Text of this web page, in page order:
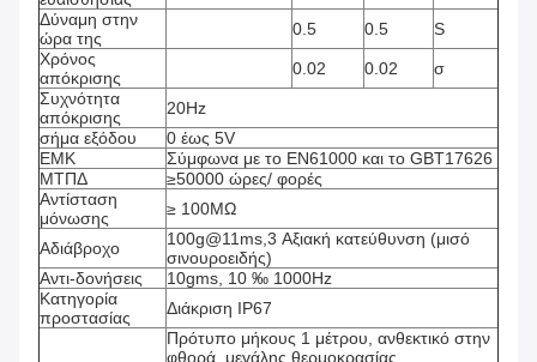
Δύναμη στην
ώρα της
0.5 0.5
S
Χρόνος
απόκρισης
0.02 0.02
σ
Συχνότητα
απόκρισης
20Hz
σήμα εξόδου
0 έως 5V
ΕΜΚ
Σύμφωνα με το EN61000 και το GBT17626
ΜΤΠΔ
≥50000 ώρες/ φορές
Αντίσταση
μόνωσης
≥ 100MΩ
Αδιάβροχο
100g@11ms,3 Αξιακή κατεύθυνση (μισό
σινουροειδής)
Αντι-δονήσεις
10gms, 10 ‰ 1000Hz
Κατηγορία
προστασίας
Διάκριση IP67
Πρότυπο μήκους 1 μέτρου, ανθεκτικό στην
φθορά, μεγάλης θερμοκρασίας,